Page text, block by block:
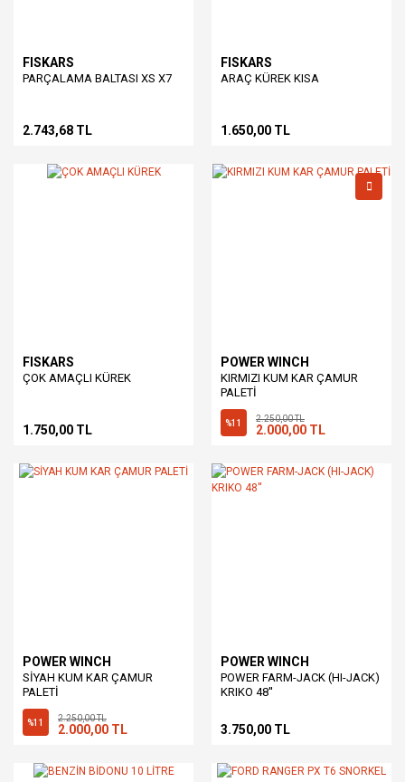
FISKARS
PARÇALAMA BALTASI XS X7
2.743,68 TL
FISKARS
ARAÇ KÜREK KISA
1.650,00 TL
FISKARS
ÇOK AMAÇLI KÜREK
1.750,00 TL
POWER WINCH
KIRMIZI KUM KAR ÇAMUR
PALETİ
%11 2.250,00 TL
2.000,00 TL
POWER WINCH
SİYAH KUM KAR ÇAMUR
PALETİ
%11 2.250,00 TL
2.000,00 TL
POWER WINCH
POWER FARM-JACK (HI-JACK)
KRIKO 48''
3.750,00 TL